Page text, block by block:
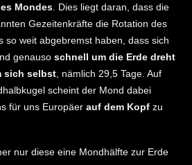
Mondes. Dies liegt daran, dass die
Gezeitenkräfte die Rotation des
so weit abgebremst haben, dass sich
genauso schnell um die Erde dreht
sich selbst, nämlich 29,5 Tage. Auf
scheint der Mond dabei
für uns Europäer auf dem Kopfzu
nur diese eine Mondhälfte zur Erde